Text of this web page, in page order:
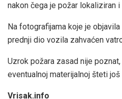
nakon čega je požar lokaliziran
Na fotografijama koje je
prednji dio vozila zahvaćen
Uzrok požara zasad nije
eventualnoj materijalnoj šteti još
Vrisak.info